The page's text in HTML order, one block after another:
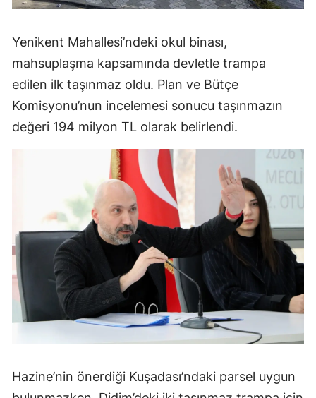
Yenikent Mahallesi’ndeki okul binası,
mahsuplaşma kapsamında devletle trampa
edilen ilk taşınmaz oldu. Plan ve Bütçe
Komisyonu’nun incelemesi sonucu taşınmazın
değeri 194 milyon TL olarak belirlendi.
Hazine’nin önerdiği Kuşadası’ndaki parsel uygun